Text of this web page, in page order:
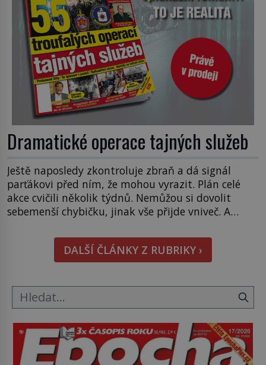
Dramatické operace tajných služeb
Ještě naposledy zkontroluje zbraň a dá signál
parťákovi před ním, že mohou vyrazit. Plán celé
akce cvičili několik týdnů. Nemůžou si dovolit
sebemenší chybičku, jinak vše přijde vniveč. A
základech. S letošním posledním vydáním EPOCHY
Speciál zažijete pořádně horké chvilky. Na paškál
jsme si totiž vzali operace […]
DALŠÍ ČLÁNKY Z RUBRIKY ›